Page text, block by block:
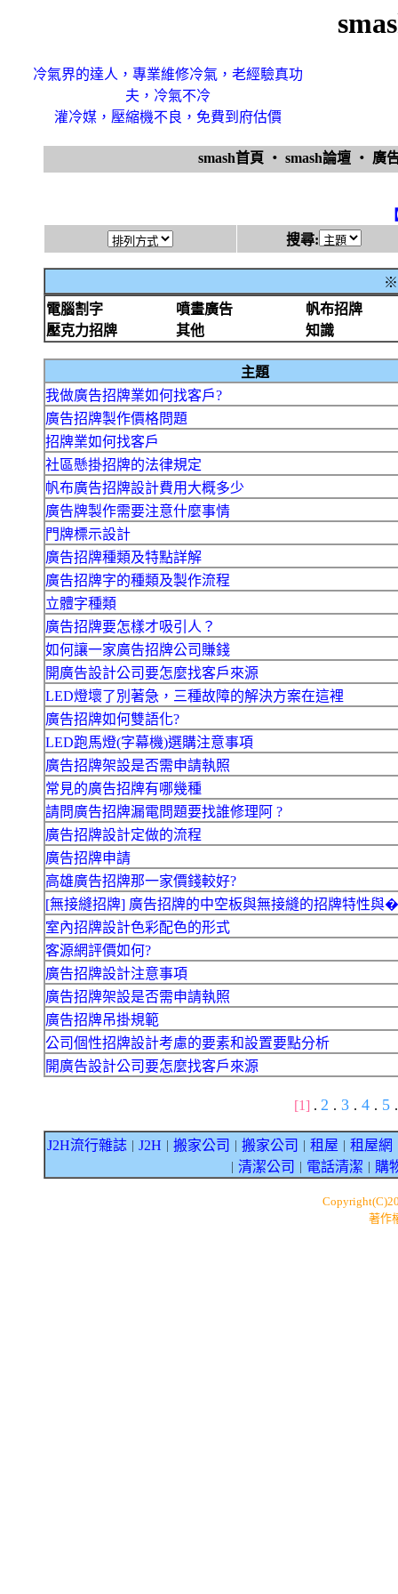
冷氣界的達人，專業維修冷氣，老經驗真功
夫，冷氣不冷
灌冷媒，壓縮機不良，免費到府估價
smash首頁 ‧ smash論壇 ‧ 廣
搜尋:
※
電腦割字
噴畫廣告
帆布招牌
壓克力招牌
其他 知識
主題
我做廣告招牌業如何找客戶?
廣告招牌製作價格問題
招牌業如何找客戶
社區懸掛招牌的法律規定
帆布廣告招牌設計費用大概多少
廣告牌製作需要注意什麼事情
門牌標示設計
廣告招牌種類及特點詳解
廣告招牌字的種類及製作流程
立體字種類
廣告招牌要怎樣才吸引人？
如何讓一家廣告招牌公司賺錢
開廣告設計公司要怎麼找客戶來源
LED燈壞了別著急，三種故障的解決方案在這裡
廣告招牌如何雙語化?
LED跑馬燈(字幕機)選購注意事項
廣告招牌架設是否需申請執照
常見的廣告招牌有哪幾種
請問廣告招牌漏電問題要找誰修理阿 ?
廣告招牌設計定做的流程
廣告招牌申請
高雄廣告招牌那一家價錢較好?
[無接縫招牌] 廣告招牌的中空板與無接縫的招牌特性與�
室內招牌設計色彩配色的形式
客源網評價如何?
廣告招牌設計注意事項
廣告招牌架設是否需申請執照
廣告招牌吊掛規範
公司個性招牌設計考慮的要素和設置要點分析
開廣告設計公司要怎麼找客戶來源
[1] . 2 . 3 . 4 . 5 .
J2H流行雜誌 J2H 搬家公司 搬家公司 租屋 租屋網
清潔公司 電話清潔 購
著作